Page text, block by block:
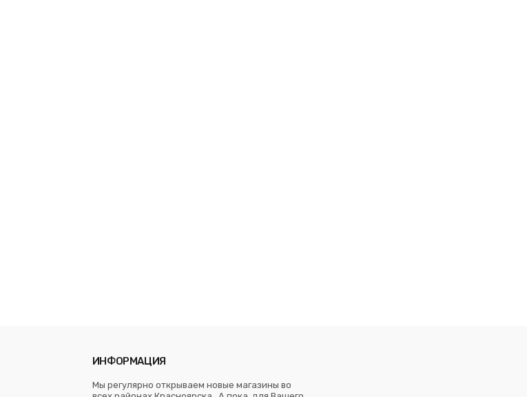
ИНФОРМАЦИЯ
Мы регулярно открываем новые магазины во